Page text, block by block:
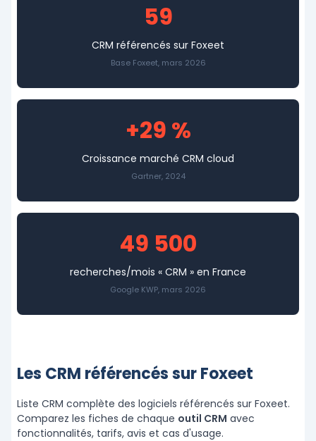
59
CRM référencés sur Foxeet
Base Foxeet, mars 2026
+29 %
Croissance marché CRM cloud
Gartner, 2024
49 500
recherches/mois « CRM » en France
Google KWP, mars 2026
Les CRM référencés sur Foxeet
Liste CRM complète des logiciels référencés sur Foxeet.
Comparez les fiches de chaque outil CRM avec
fonctionnalités, tarifs, avis et cas d'usage.